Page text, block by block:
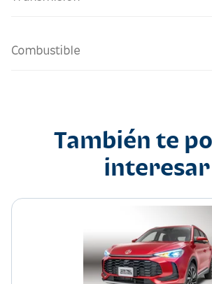
Combustible
También te
interesar